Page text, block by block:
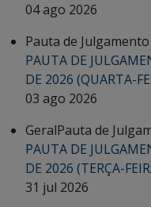
04 ago 2026
Pauta de Julgamento
PAUTA DE
DE 2026 (QUARTA-
03 ago 2026
GeralPauta de
PAUTA DE
DE 2026 (TERÇA-
31 jul 2026